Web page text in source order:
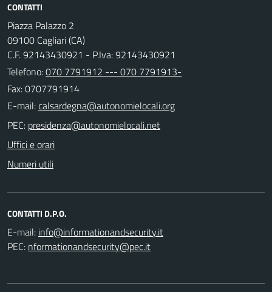
CONTATTI
Piazza Palazzo 2
09100 Cagliari (CA)
C.F. 92143430921 - P.Iva: 92143430921
Telefono:070 7791912 --- 070 7791913-
Fax: 0707791914
E-mail:
PEC:
Uffici e orari
Numeri utili
CONTATTI D.P.O.
E-mail:
PEC: